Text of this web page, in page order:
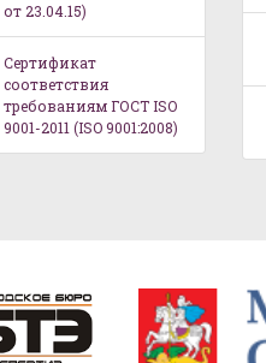
от 23.04.15)
Сертификат
соответствия
требованиям ГОСТ ISO
9001-2011 (ISO 9001:2008)